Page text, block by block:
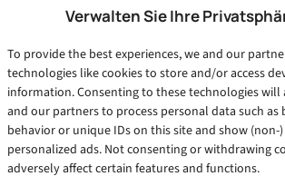
Verwalten Sie Ihre
To provide the best experiences, we and our
technologies like cookies to store and/or access
information. Consenting to these technologies will
and our partners to process personal data such as
behavior or unique IDs on this site and show (non-)
personalized ads. Not consenting or withdrawing
adversely affect certain features and functions.
Rubriken
Künstliche Intelligenz
Technologie & IT